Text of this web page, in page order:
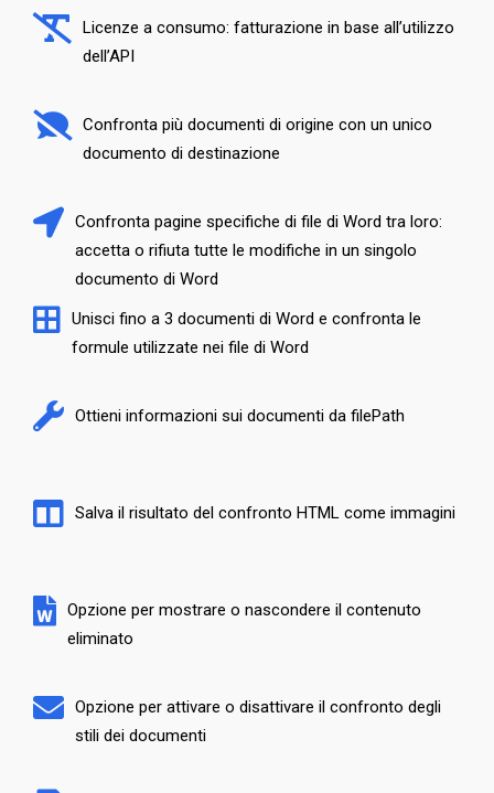
Licenze a consumo: fatturazione in base all’utilizzo
dell’API
Confronta più documenti di origine con un unico
documento di destinazione
Confronta pagine specifiche di file di Word tra loro:
accetta o rifiuta tutte le modifiche in un singolo
documento di Word
Unisci fino a 3 documenti di Word e confronta le
formule utilizzate nei file di Word
Ottieni informazioni sui documenti da filePath
Salva il risultato del confronto HTML come immagini
Opzione per mostrare o nascondere il contenuto
eliminato
Opzione per attivare o disattivare il confronto degli
stili dei documenti